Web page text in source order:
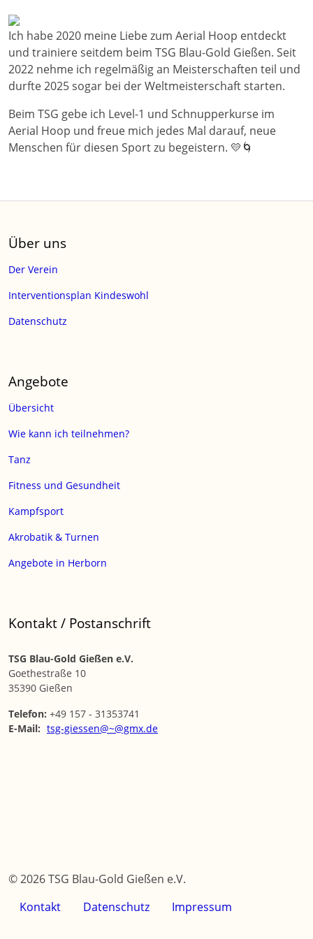
Ich habe 2020 meine Liebe zum Aerial Hoop entdeckt
und trainiere seitdem beim TSG Blau-Gold Gießen. Seit
2022 nehme ich regelmäßig an Meisterschaften teil und
durfte 2025 sogar bei der Weltmeisterschaft starten.
Beim TSG gebe ich Level-1 und Schnupperkurse im
Aerial Hoop und freue mich jedes Mal darauf, neue
Menschen für diesen Sport zu begeistern. 💛🌀
Über uns
Der Verein
Interventionsplan Kindeswohl
Datenschutz
Angebote
Übersicht
Wie kann ich teilnehmen?
Tanz
Fitness und Gesundheit
Kampfsport
Akrobatik & Turnen
Angebote in Herborn
Kontakt / Postanschrift
TSG Blau-Gold Gießen e.V.
Goethestraße 10
35390 Gießen
Telefon: +49 157 - 31353741
E-Mail: tsg-giessen@~@gmx.de
© 2026 TSG Blau-Gold Gießen e.V.
Kontakt
Datenschutz Impressum